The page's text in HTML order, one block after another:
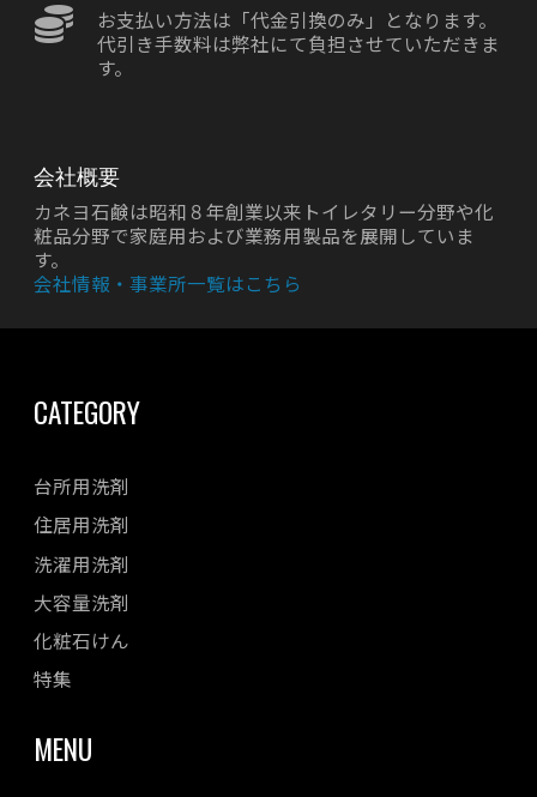
お支払い方法は「代金引換のみ」となります。
代引き手数料は弊社にて負担させていただきま
す。
会社概要
カネヨ石鹸は昭和８年創業以来トイレタリー分野や化
粧品分野で家庭用および業務用製品を展開していま
す。
会社情報・事業所一覧はこちら
CATEGORY
台所用洗剤
住居用洗剤
洗濯用洗剤
大容量洗剤
化粧石けん
特集
MENU